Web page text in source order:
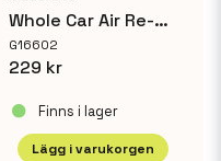
Whole Car Air Re-Fresher Summer Breeze
G16602
229 kr
Finns i lager
Lägg i varukorgen